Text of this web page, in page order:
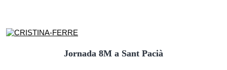
Jornada 8M a Sant Pacià